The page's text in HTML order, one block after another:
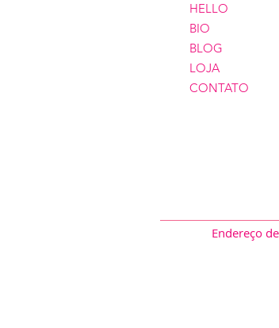
HELLO
BIO
BLOG
LOJA
CONTATO